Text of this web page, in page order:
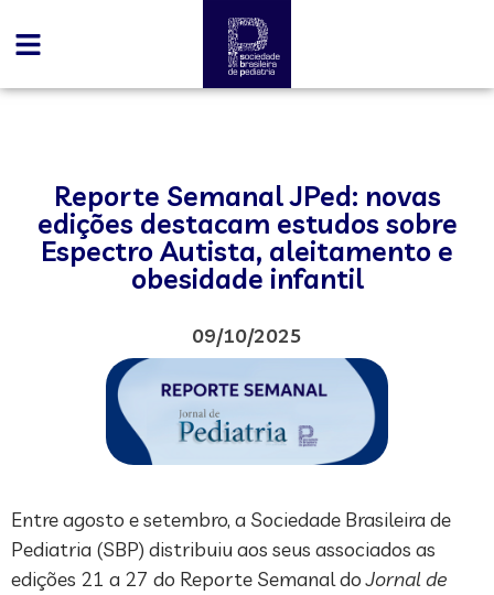
Reporte Semanal JPed: novas
edições destacam estudos sobre
Espectro Autista, aleitamento e
obesidade infantil
09/10/2025
Entre agosto e setembro, a Sociedade Brasileira de
Pediatria (SBP) distribuiu aos seus associados as
edições 21 a 27 do Reporte Semanal doJornal de